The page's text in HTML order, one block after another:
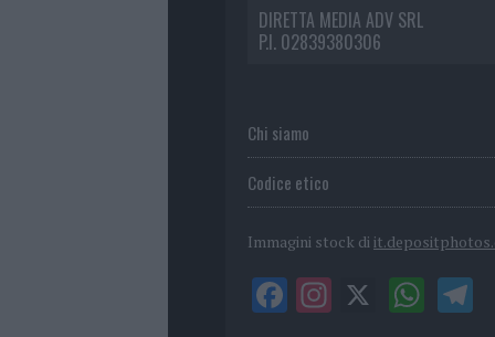
DIRETTA MEDIA ADV SRL
P.I. 02839380306
Chi siamo
Codice etico
Immagini stock di